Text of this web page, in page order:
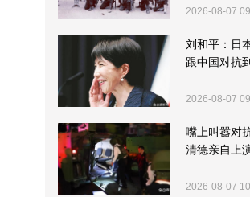
2026-08-07
刘和平：日
跟中国对抗
2026-08-07
嘴上叫嚣对
清德亲自上
2026-08-07